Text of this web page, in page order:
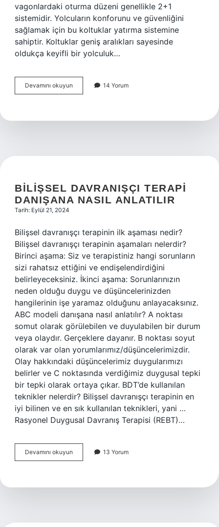
vagonlardaki oturma düzeni genellikle 2+1
sistemidir. Yolcuların konforunu ve güvenliğini
sağlamak için bu koltuklar yatırma sistemine
sahiptir. Koltuklar geniş aralıkları sayesinde
oldukça keyifli bir yolculuk…
Devamını okuyun
Restoran
14 Yorum
BILIŞSEL DAVRANIŞÇI TERAPI
DANIŞANA NASIL ANLATILIR
Tarih: Eylül 21, 2024
Bilişsel davranışçı terapinin ilk aşaması nedir?
Bilişsel davranışçı terapinin aşamaları nelerdir?
Birinci aşama: Siz ve terapistiniz hangi sorunların
sizi rahatsız ettiğini ve endişelendirdiğini
belirleyeceksiniz. İkinci aşama: Sorunlarınızın
neden olduğu duygu ve düşüncelerinizden
hangilerinin işe yaramaz olduğunu anlayacaksınız.
ABC modeli danışana nasıl anlatılır? A noktası
somut olarak görülebilen ve duyulabilen bir durum
veya olaydır. Gerçeklere dayanır. B noktası soyut
olarak var olan yorumlarımız/düşüncelerimizdir.
Olay hakkındaki düşüncelerimiz duygularımızı
belirler ve C noktasında verdiğimiz duygusal tepki
bir tepki olarak ortaya çıkar. BDT’de kullanılan
teknikler nelerdir? Bilişsel davranışçı terapinin en
iyi bilinen ve en sık kullanılan teknikleri, yani …
Rasyonel Duygusal Davranış Terapisi (REBT)…
Devamını okuyun
Davranışçı
Nasıl
13 Yorum